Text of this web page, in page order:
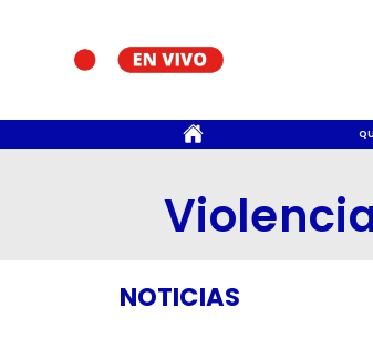
NOTICIAS